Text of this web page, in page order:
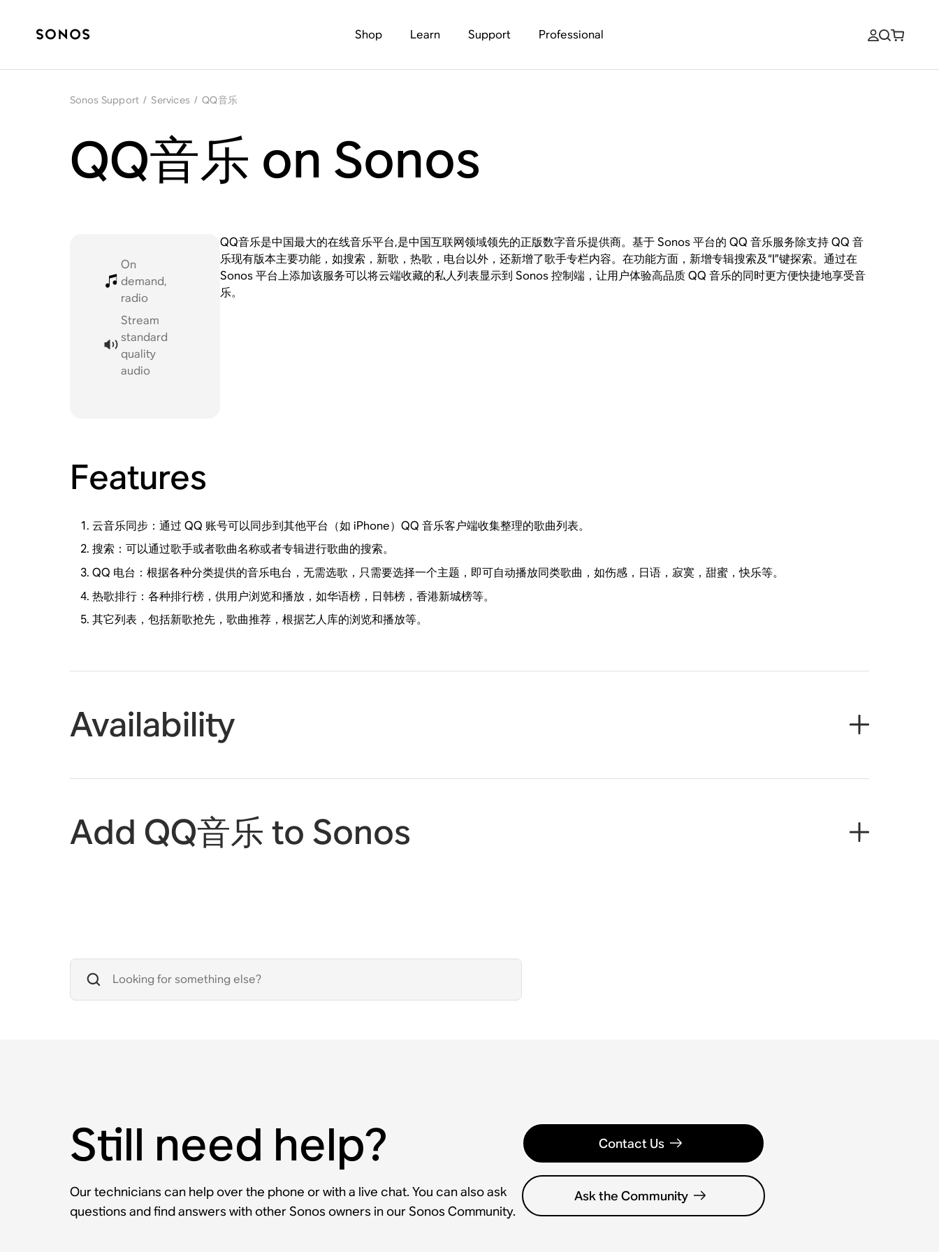
Shop Learn Support Professional
Sonos Support / Services / QQ音乐
QQ音乐 on Sonos
On
demand,
radio
Stream
standard
quality
audio
QQ音乐是中国最大的在线音乐平台,是中国互联网领域领先的正版数字音乐提供商。基于 Sonos 平台的 QQ 音乐服务除支持 QQ 音
乐现有版本主要功能，如搜索，新歌，热歌，电台以外，还新增了歌手专栏内容。在功能方面，新增专辑搜索及“I”键探索。通过在
Sonos 平台上添加该服务可以将云端收藏的私人列表显示到 Sonos 控制端，让用户体验高品质 QQ 音乐的同时更方便快捷地享受音
乐。
Features
云音乐同步：通过 QQ 账号可以同步到其他平台（如 iPhone）QQ 音乐客户端收集整理的歌曲列表。
搜索：可以通过歌手或者歌曲名称或者专辑进行歌曲的搜索。
QQ 电台：根据各种分类提供的音乐电台，无需选歌，只需要选择一个主题，即可自动播放同类歌曲，如伤感，日语，寂寞，甜蜜，快乐等。
热歌排行：各种排行榜，供用户浏览和播放，如华语榜，日韩榜，香港新城榜等。
其它列表，包括新歌抢先，歌曲推荐，根据艺人库的浏览和播放等。
Availability
Add QQ音乐 to Sonos
Still need help?
Our technicians can help over the phone or with a live chat. You can also ask
questions and find answers with other Sonos owners in our Sonos Community.
Contact Us
Ask the Community